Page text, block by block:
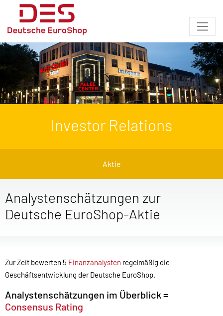
Investor Relations
Aktie
Analystenschätzungen zur
Deutsche EuroShop-Aktie
Zur Zeit bewerten 5 Finanzanalysten regelmäßig die
Geschäftsentwicklung der Deutsche EuroShop.
Analystenschätzungen im Überblick =
Consensus Rating